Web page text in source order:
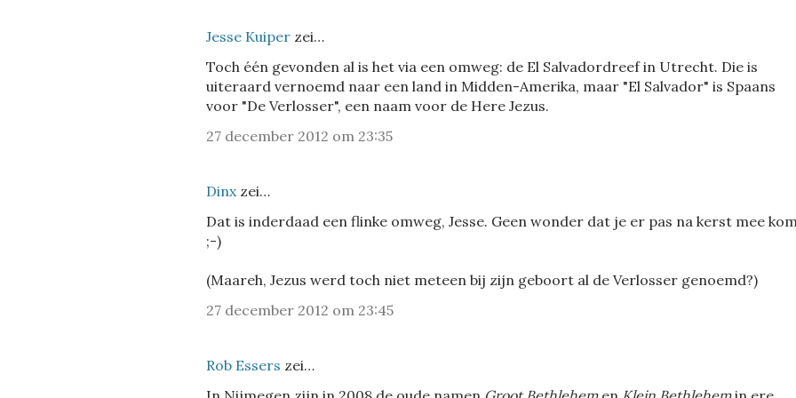
Jesse Kuiper zei…
Toch één gevonden al is het via een omweg: de El Salvadordreef in Utrecht. Die is
uiteraard vernoemd naar een land in Midden-Amerika, maar "El Salvador" is Spaans
voor "De Verlosser", een naam voor de Here Jezus.
27 december 2012 om 23:35
Dinxzei…
Dat is inderdaad een flinke omweg, Jesse. Geen wonder dat je er pas na kerst mee
;-)
(Maareh, Jezus werd toch niet meteen bij zijn geboort al de Verlosser genoemd?)
27 december 2012 om 23:45
Rob Essers zei…